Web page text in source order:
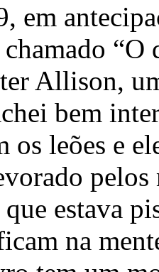
em
“O
Allison,
bem
os leões e
que estava
na